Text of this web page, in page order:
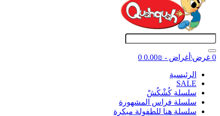
0 غرض\أغراض - ₪0.00 0
اﻟﺮﺋﻴﺴﻴﺔ
SALE
سلسلة كُشْكُشْ
سلسلة فراس المشهورة
سلسلة هنا للطفولة مبكرة